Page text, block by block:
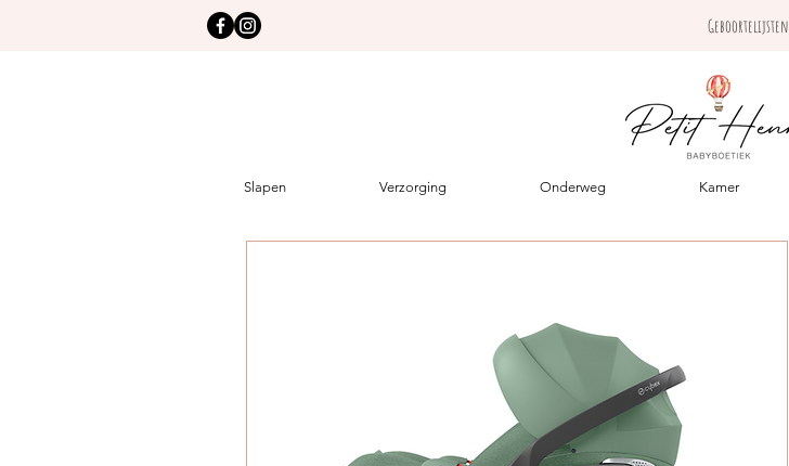
Geboortelijsten
Slapen Verzorging Onderweg Kamer